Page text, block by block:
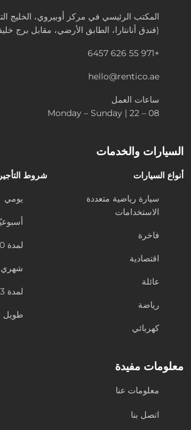
المكتب الرئيسي في مركز أوبيروي، الخليج
(فندق أنانتارا، الطابق الأرضي، مقابل برج
+971 55 626 6457
hello@rentico.ae
ساعات العمل
08 – 22 | Monday – Sunday
السيارات والخدمات
أنواع السيارات
سيارة رياضية متعددة
الاستخدامات
فاخرة
اقتصادية
عائلة
رياضة
كهربائي
شروط التأجير
يومي
لمدة 10 أيام
شهري
لمدة 3 أشهر
طويل
معلومات مفيدة
معلومات عنا
اتصل بنا